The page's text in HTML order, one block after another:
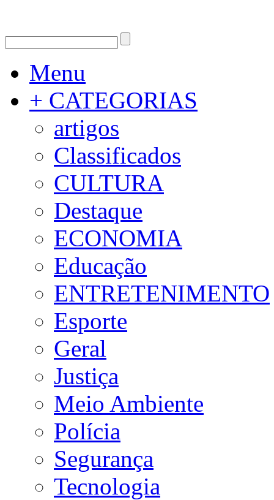
Menu
+ CATEGORIAS
artigos
Classificados
CULTURA
Destaque
ECONOMIA
Educação
ENTRETENIMENTO
Esporte
Geral
Justiça
Meio Ambiente
Polícia
Segurança
Tecnologia